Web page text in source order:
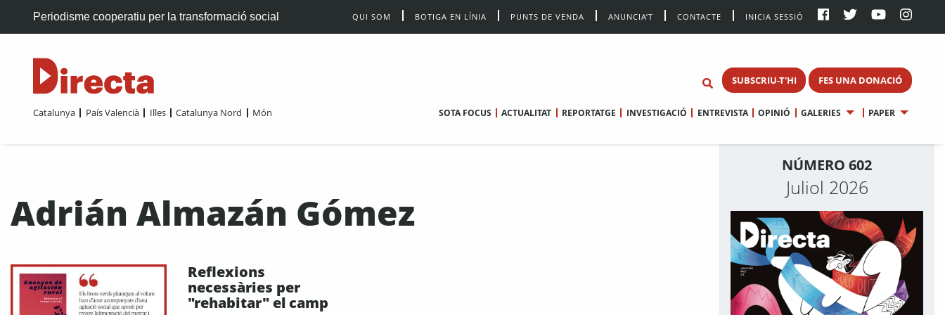
Periodisme cooperatiu per la transformació social QUI SOM BOTIGA EN LÍNIA PUNTS DE VENDA ANUNCIA’T CONTACTE INICIA SESSIÓ
SUBSCRIU-T'HI FES UNA DONACIÓ
Catalunya País Valencià Illes Catalunya Nord Món SOTA FOCUS ACTUALITAT REPORTATGE INVESTIGACIÓ ENTREVISTA OPINIÓ GALERIES PAPER
Adrián Almazán Gómez
Reflexions
necessàries per
"rehabitar" el camp
NÚMERO 602
Juliol 2026